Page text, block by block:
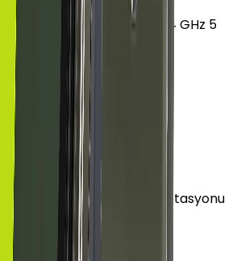
:
Wi-Fi 4 (802.11 b/g/n) 2.4 GHz 5
425 mAh
Hızlı Şarj
Güç Paylaşımı Şarj İstasyonu